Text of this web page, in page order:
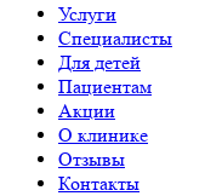
Услуги
Специалисты
Для детей
Пациентам
Акции
О клинике
Отзывы
Контакты